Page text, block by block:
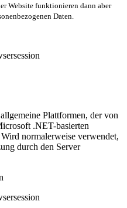
Website funktionieren dann aber
Daten.
Plattformen, der von
.NET-basierten
normalerweise verwendet,
durch den Server